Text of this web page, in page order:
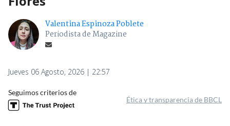
Valentina Espinoza Poblete
Periodista de Magazine
Jueves 06 Agosto, 2026 | 22:57
Seguimos criterios de
Ética y transparencia de BBCL